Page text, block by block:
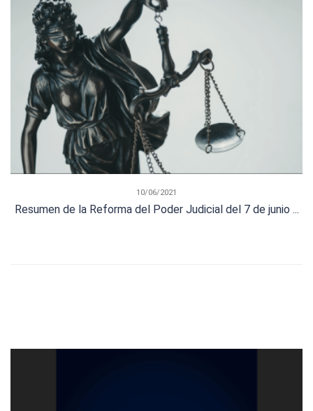
10/06/2021
Resumen de la Reforma del Poder Judicial del 7 de junio ...